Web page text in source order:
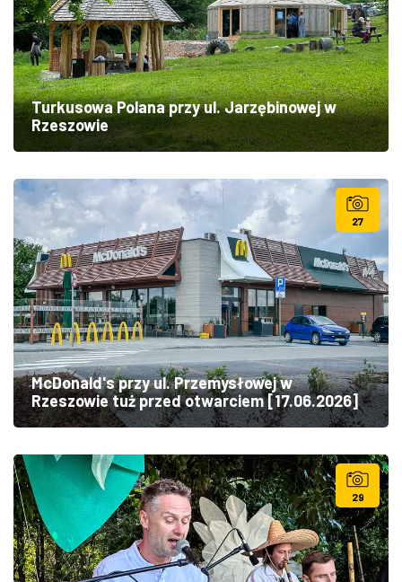
Turkusowa Polana przy ul. Jarzębinowej w
Rzeszowie
27
McDonald's przy ul. Przemysłowej w
Rzeszowie tuż przed otwarciem [17.06.2026]
29